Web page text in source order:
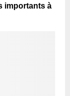
importants à